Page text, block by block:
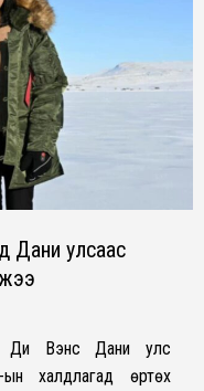
Дани улсаас
Ди Вэнс Дани улс
халдлагад өртөх